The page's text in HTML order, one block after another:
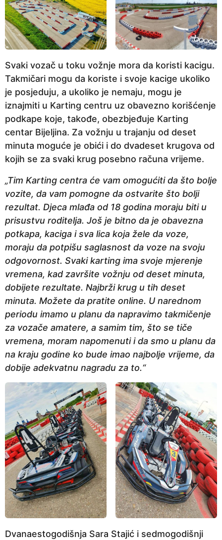
Svaki vozač u toku vožnje mora da koristi kacigu.
Takmičari mogu da koriste i svoje kacige ukoliko
je posjeduju, a ukoliko je nemaju, mogu je
iznajmiti u Karting centru uz obavezno korišćenje
podkape koje, takođe, obezbjeđuje Karting
centar Bijeljina. Za vožnju u trajanju od deset
minuta moguće je obići i do dvadeset krugova od
kojih se za svaki krug posebno računa vrijeme.
„Tim Karting centra će vam omogućiti da što bolje
vozite, da vam pomogne da ostvarite što bolji
rezultat. Djeca mlađa od 18 godina moraju biti u
prisustvu roditelja. Još je bitno da je obavezna
potkapa, kaciga i sva lica koja žele da voze,
moraju da potpišu saglasnost da voze na svoju
odgovornost. Svaki karting ima svoje mjerenje
vremena, kad završite vožnju od deset minuta,
dobijete rezultate. Najbrži krug u tih deset
minuta. Možete da pratite online. U narednom
periodu imamo u planu da napravimo takmičenje
za vozače amatere, a samim tim, što se tiče
vremena, moram napomenuti i da smo u planu da
na kraju godine ko bude imao najbolje vrijeme, da
dobije adekvatnu nagradu za to.“
Dvanaestogodišnja Sara Stajić i sedmogodišnji